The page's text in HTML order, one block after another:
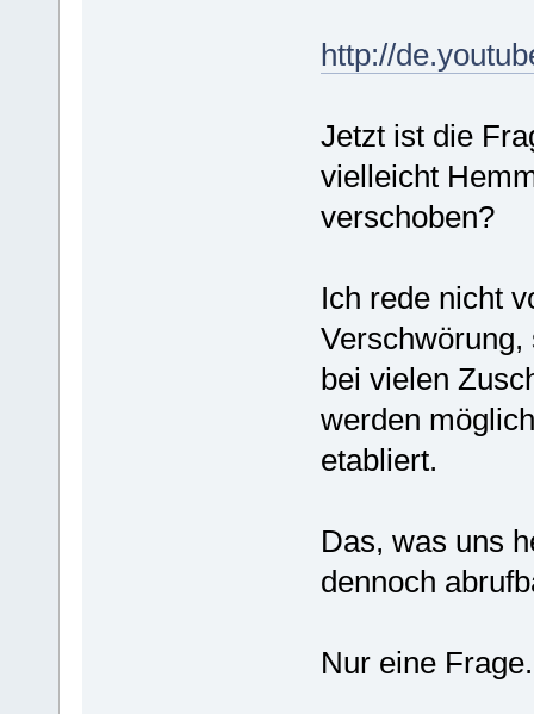
http://
Jetzt ist die
vielleicht
verschoben?
Ich rede nicht
bei vielen
werden
etabliert.
Das, was uns
dennoch
Nur eine